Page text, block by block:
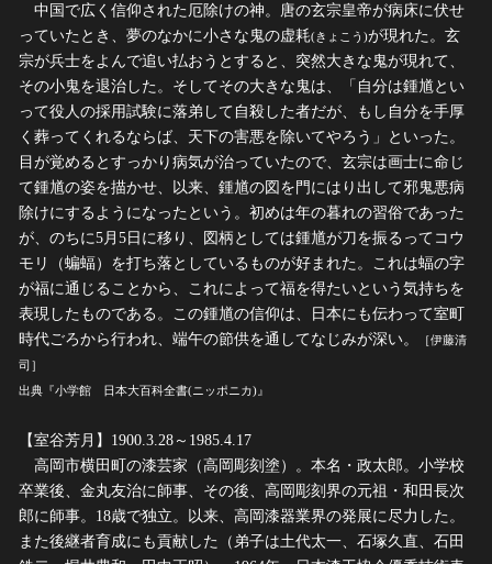
中国で広く信仰された厄除けの神。唐の玄宗皇帝が病床に伏せ
っていたとき、夢のなかに小さな鬼の虚耗(きょこう)が現れた。玄
宗が兵士をよんで追い払おうとすると、突然大きな鬼が現れて、
その小鬼を退治した。そしてその大きな鬼は、「自分は鍾馗とい
って役人の採用試験に落弟して自殺した者だが、もし自分を手厚
く葬ってくれるならば、天下の害悪を除いてやろう」といった。
目が覚めるとすっかり病気が治っていたので、玄宗は画士に命じ
て鍾馗の姿を描かせ、以来、鍾馗の図を門にはり出して邪鬼悪病
除けにするようになったという。初めは年の暮れの習俗であった
が、のちに5月5日に移り、図柄としては鍾馗が刀を振るってコウ
モリ（蝙蝠）を打ち落としているものが好まれた。これは蝠の字
が福に通じることから、これによって福を得たいという気持ちを
表現したものである。この鍾馗の信仰は、日本にも伝わって室町
時代ごろから行われ、端午の節供を通してなじみが深い。
［伊藤清
司］
出典『小学館 日本大百科全書(ニッポニカ)』
【室谷芳月】1900.3.28～1985.4.17
高岡市横田町の漆芸家（高岡彫刻塗）。本名・政太郎。小学校
卒業後、金丸友治に師事、その後、高岡彫刻界の元祖・和田長次
郎に師事。18歳で独立。以来、高岡漆器業界の発展に尽力した。
また後継者育成にも貢献した（弟子は土代太一、石塚久直、石田